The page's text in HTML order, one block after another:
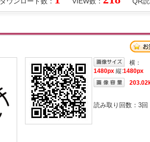
横：
1480px 縦:1480px
読み取り回数： 3回